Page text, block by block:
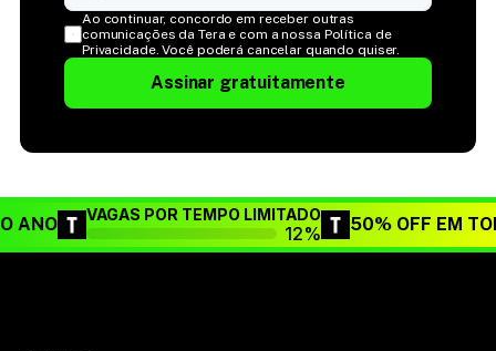
Ao continuar, concordo em receber outras
comunicações da Tera e com a nossa Política de
Privacidade. Você poderá cancelar quando quiser.
Assinar gratuitamente
ANO VAGAS POR TEMPO LIMITADO
12% 50% OFF EM